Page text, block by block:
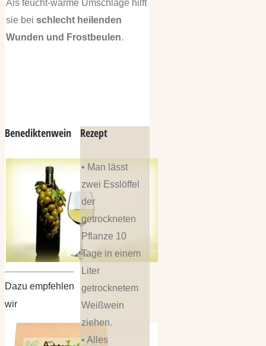
Als feucht-warme Umschläge hilft
sie bei schlecht heilenden
Wunden und Frostbeulen.
Benediktenwein
Dazu empfehlen
wir
Rezept
• Man lässt
zwei Esslöffel
der
getrockneten
Pflanze 10
Tage in einem
Liter
getrocknetem
Weißwein
ziehen.
• Alles